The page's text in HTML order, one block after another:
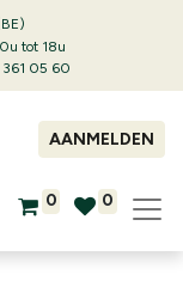
tot 18u
05 60
AANMELDEN
0 0